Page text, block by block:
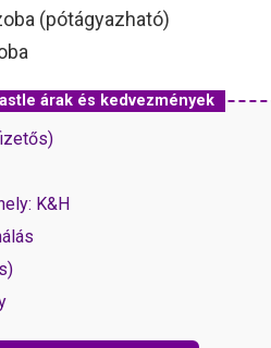
(pótágyazható)
árak és kedvezmények
K&H